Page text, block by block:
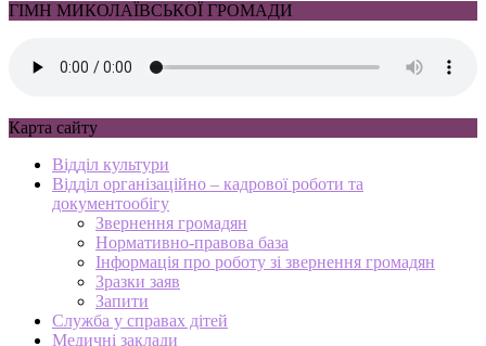
ГІМН МИКОЛАЇВСЬКОЇ ГРОМАДИ
Карта сайту
Відділ культури
Відділ організаційно – кадрової роботи та
документообігу
Звернення громадян
Нормативно-правова база
Інформація про роботу зі звернення громадян
Зразки заяв
Запити
Служба у справах дітей
Медичні заклади